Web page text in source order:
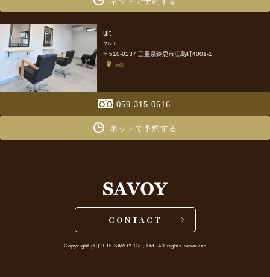
ult
ウルト
〒510-0237 三重県鈴鹿市江島町4001-1
地図
059-315-0616
ネットで予約する
CONTACT
Copyright (C)2016 SAVOY Co., Ltd. All rights reserved